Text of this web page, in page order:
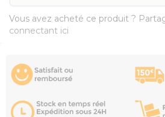
Vous avez acheté ce produit ?
connectant ici